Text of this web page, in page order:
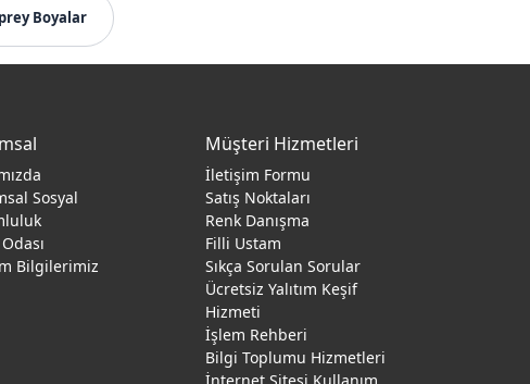
Boyalar
Sosyal
Bilgilerimiz
Müşteri Hizmetleri
İletişim Formu
Satış Noktaları
Renk Danışma
Filli Ustam
Sıkça Sorulan Sorular
Ücretsiz Yalıtım Keşif
Hizmeti
İşlem Rehberi
Bilgi Toplumu Hizmetleri